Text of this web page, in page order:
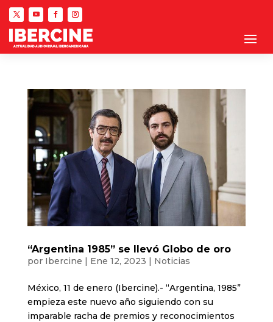
“Argentina 1985” se llevó Globo de oro
por Ibercine | Ene 12, 2023 | Noticias
México, 11 de enero (Ibercine).- “Argentina, 1985”
empieza este nuevo año siguiendo con su
imparable racha de premios y reconocimientos